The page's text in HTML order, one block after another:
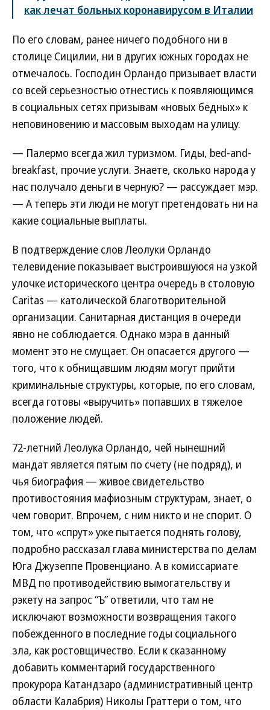
как лечат больных коронавирусом в Италии
По его словам, ранее ничего подобного ни в
столице Сицилии, ни в других южных городах не
отмечалось. Господин Орландо призывает власти
со всей серьезностью отнестись к появляющимся
в социальных сетях призывам «новых бедных» к
неповиновению и массовым выходам на улицу.
— Палермо всегда жил туризмом. Гиды, bеd-and-
breakfast, прочие услуги. Знаете, сколько народа у
нас получало деньги в черную? — рассуждает мэр.
— А теперь эти люди не могут претендовать ни на
какие социальные выплаты.
В подтверждение слов Леолуки Орландо
телевидение показывает выстроившуюся на узкой
улочке исторического центра очередь в столовую
Caritas — католической благотворительной
организации. Санитарная дистанция в очереди
явно не соблюдается. Однако мэра в данный
момент это не смущает. Он опасается другого —
того, что к обнищавшим людям могут прийти
криминальные структуры, которые, по его словам,
всегда готовы «выручить» попавших в тяжелое
положение людей.
72-летний Леолука Орландо, чей нынешний
мандат является пятым по счету (не подряд), и
чья биография — живое свидетельство
противостояния мафиозным структурам, знает, о
чем говорит. Впрочем, с ним никто и не спорит. О
том, что «спрут» уже пытается поднять голову,
подробно рассказал глава министерства по делам
Юга Джузеппе Провенциано. А в комиссариате
МВД по противодействию вымогательству и
рэкету на запрос “Ъ” ответили, что там не
исключают возможности возвращения такого
побежденного в последние годы социального
зла, как ростовщичество. Если к сказанному
добавить комментарий государственного
прокурора Катандзаро (административный центр
области Калабрия) Николы Граттери о том, что